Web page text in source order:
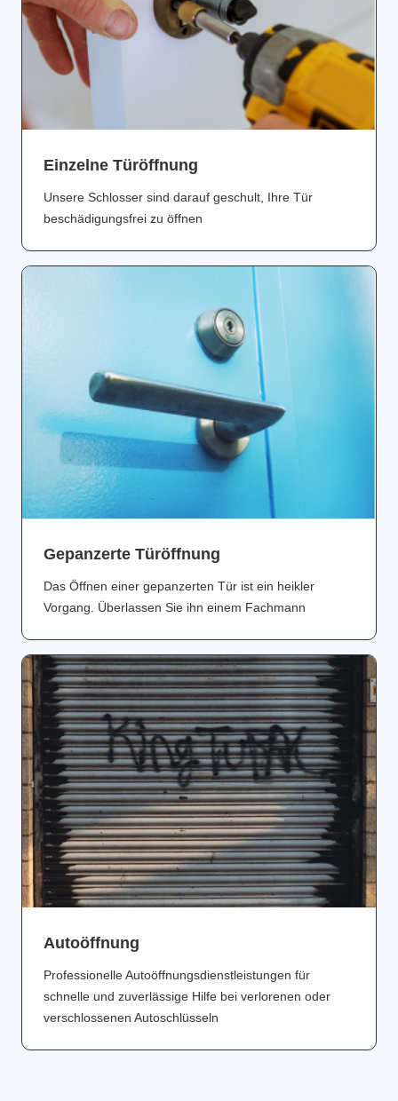
Einzelne Türöffnung
Unsere Schlosser sind darauf geschult, Ihre Tür
beschädigungsfrei zu öffnen
Gepanzerte Türöffnung
Das Öffnen einer gepanzerten Tür ist ein heikler
Vorgang. Überlassen Sie ihn einem Fachmann
Аutoöffnung
Professionelle Autoöffnungsdienstleistungen für
schnelle und zuverlässige Hilfe bei verlorenen oder
verschlossenen Autoschlüsseln